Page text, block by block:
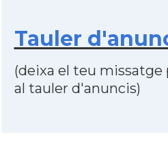
Tauler
(deixa el teu
al tauler d'anuncis)